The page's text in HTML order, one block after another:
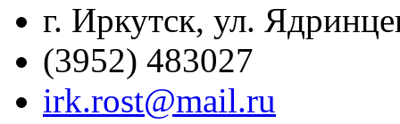
г. Иркутск, ул.
(3952) 483027
irk.rost@mail.ru